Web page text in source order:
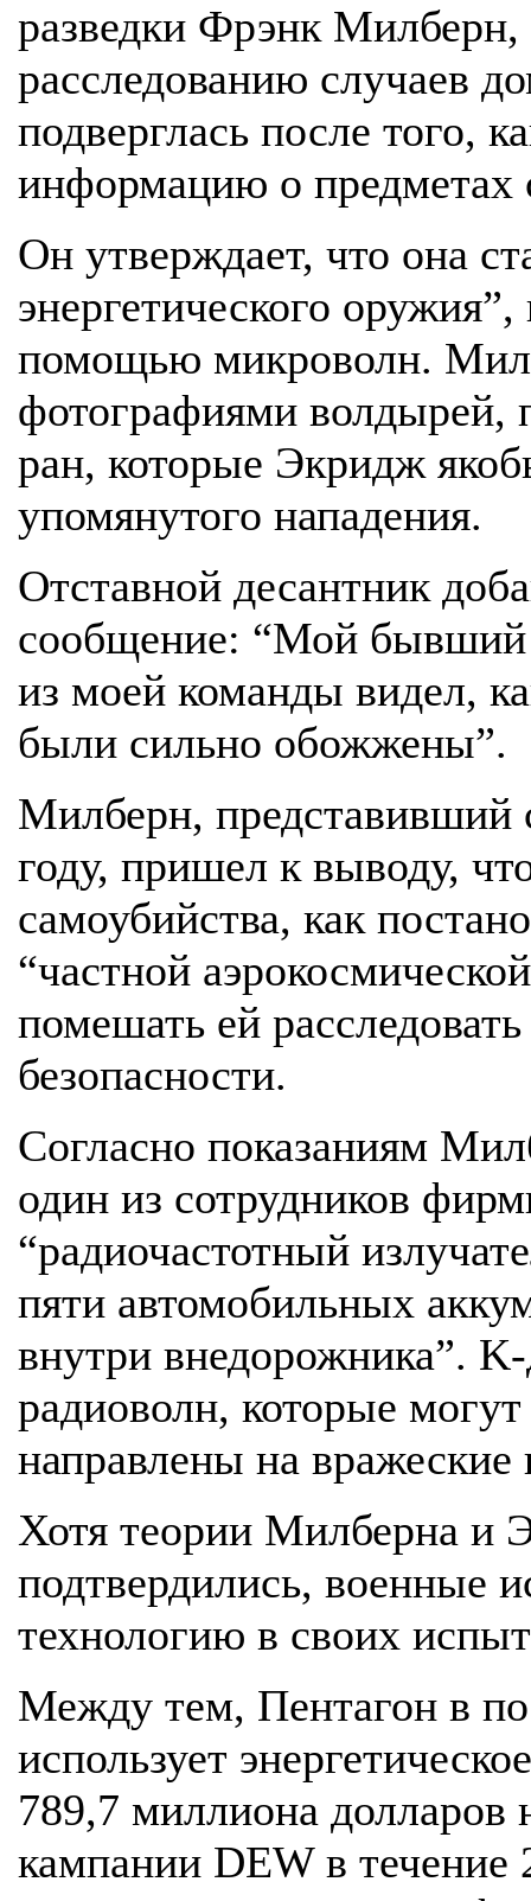
разведки Фрэнк Милберн,
расследованию случаев
подверглась после того,
информацию о предметах
Он утверждает, что она
энергетического
помощью микроволн.
фотографиями волдырей,
ран, которые Экридж
упомянутого нападения.
Отставной десантник
сообщение: “Мой
из моей команды видел,
были сильно обожжены”.
Милберн, представивший
году, пришел к выводу,
самоубийства, как
“частной
помешать ей
безопасности.
Согласно показаниям
один из сотрудников
“радиочастотный
пяти автомобильных
внутри внедорожника”.
радиоволн, которые
направлены на вражеские
Хотя теории Милберна и
подтвердились, военные
технологию в своих
Между тем, Пентагон в
использует
789,7 миллиона долларов
кампании DEW в течение